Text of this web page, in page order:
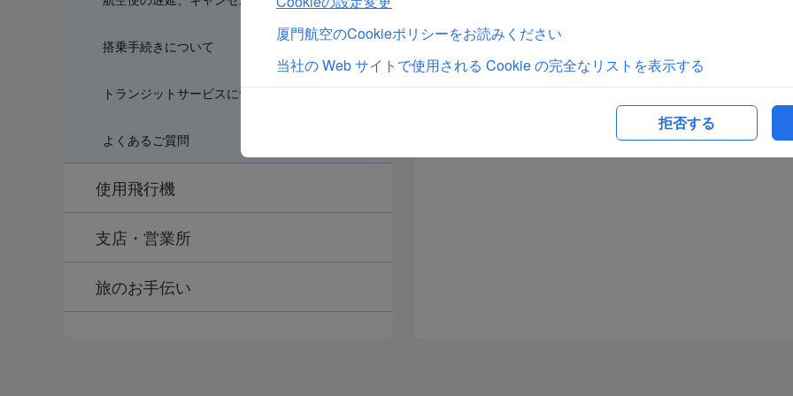
搭乗手続きについて
トランジットサービスについて
よくあるご質問
使用飛行機
支店・営業所
旅のお手伝い
厦門航空のCookieポリシーをお読みください
当社の Web サイトで使用される Cookie の完全なリストを表示する
拒否する